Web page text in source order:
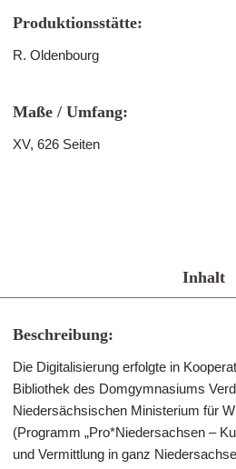
Produktionsstätte:
R. Oldenbourg
Maße / Umfang:
XV, 626 Seiten
Inhalt
Beschreibung:
Die Digitalisierung erfolgte in
Bibliothek des Domgymnasiums
Niedersächsischen Ministerium für
(Programm „Pro*Niedersachsen –
und Vermittlung in ganz